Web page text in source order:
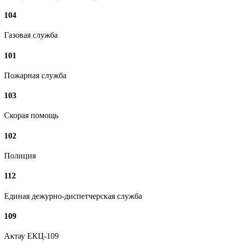
104
Газовая служба
101
Пожарная служба
103
Скорая помощь
102
Полиция
112
Единая дежурно-диспетчерская служба
109
Актау ЕКЦ-109